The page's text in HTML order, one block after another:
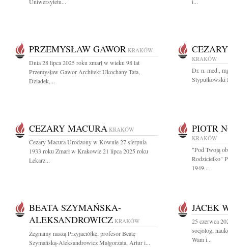
PRZEMYSŁAW GAWOR KRAKÓW
Dnia 28 lipca 2025 roku zmarł w wieku 98 lat
Przemysław Gawor Architekt Ukochany Tata,
Dziadek,...
KRAKÓW
Dr. n. med.,
Stypułkowski
CEZARY MACURA KRAKÓW
Cezary Macura Urodzony w Kownie 27 sierpnia
1933 roku Zmarł w Krakowie 21 lipca 2025 roku
Lekarz...
PIOTR
KRAKÓW
"Pod Twoją
Rodzicielko"
1949...
BEATA SZYMAŃSKA-
ALEKSANDROWICZ KRAKÓW
Żegnamy naszą Przyjaciółkę, profesor Beatę
Szymańską-Aleksandrowicz Małgorzata, Artur i...
JACEK
25 czerwca
socjolog,
Wam i...